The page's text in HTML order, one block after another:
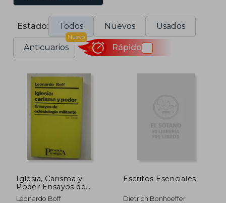
Estado: Todos Nuevos Usados
Anticuarios
Nuevo
Rápido
Iglesia, Carisma y
Poder Ensayos de
Eclesiologia Militante
Leonardo Boff
Escritos Esenciales
Dietrich Bonhoeffer